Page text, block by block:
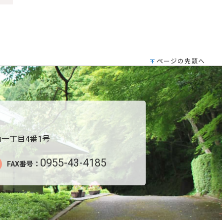
ページの先頭へ
丁目4番1号
FAX番号： 0955-43-4185